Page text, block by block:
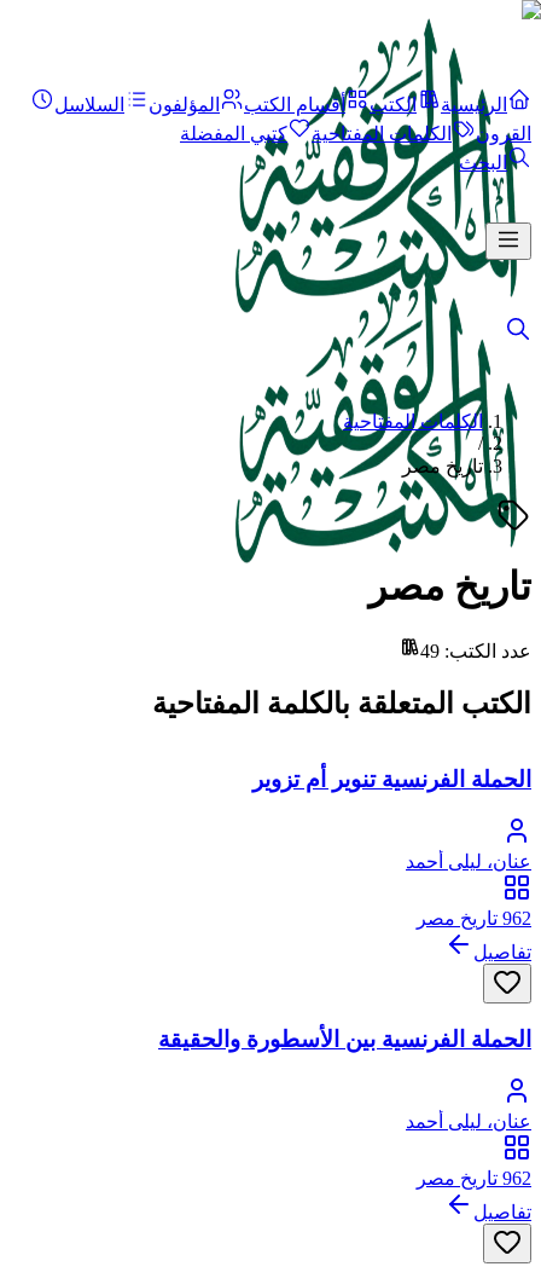
الرئيسية الكتب أقسام الكتب المؤلفون
السلاسل
القرون
الكلمات المفتاحية
كتبي المفضلة
البحث
الكلمات المفتاحية
/
تاريخ مصر
تاريخ مصر
عدد الكتب:
49
الكتب المتعلقة بالكلمة المفتاحية
الحملة الفرنسية تنوير أم تزوير
عنان، ليلى أحمد
962 تاريخ مصر
تفاصيل
الحملة الفرنسية بين الأسطورة والحقيقة
عنان، ليلى أحمد
962 تاريخ مصر
تفاصيل